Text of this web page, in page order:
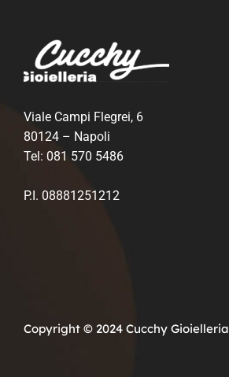
Viale Campi Flegrei, 6
80124 – Napoli
Tel: 081 570 5486
P.I. 08881251212
Copyright © 2024 Cucchy Gioielleria